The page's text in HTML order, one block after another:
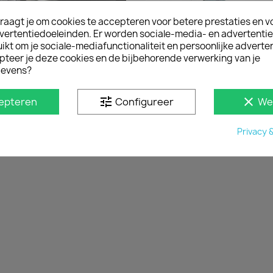
Snel bekijken
Sidebars Peugeot Partner
€ 447,70
€ 370,00excl. btw
incl. btw
€ 85,00excl. btw
je om cookies te accepteren voor betere prestaties en
Er worden sociale-media- en
om je sociale-mediafunctionaliteit en persoonlijke
je deze cookies en de bijbehorende verwerking van je
tune Configureer clear
Privacy